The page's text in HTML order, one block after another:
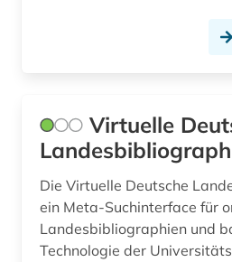
spanisch (2)
spanische literatur (1)
sprache (1)
sprachenlernen (1)
Virtuelle
Die Virtuelle Deutsche
ein Meta-Suchinterface für online verfügbare
Landesbibliographien und
Technologie der